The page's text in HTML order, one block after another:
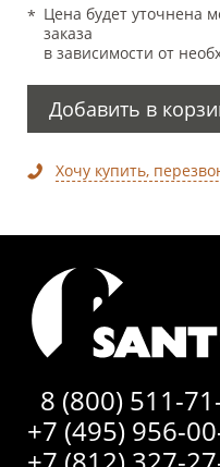
Цена будет уточнена
заказа
в зависимости от
Добавить в
Хочу купить,
8 (800) 511-
+7 (495) 956-